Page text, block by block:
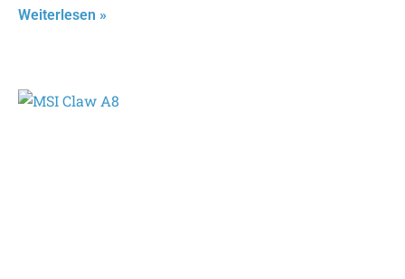
Weiterlesen »